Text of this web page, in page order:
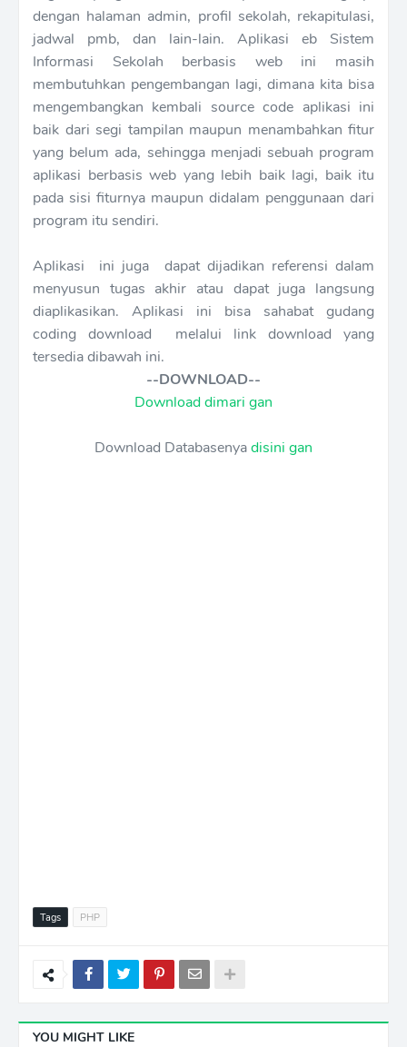
dengan halaman admin, profil sekolah, rekapitulasi,
jadwal pmb, dan lain-lain. Aplikasi eb Sistem
Informasi Sekolah berbasis web ini masih
membutuhkan pengembangan lagi, dimana kita bisa
mengembangkan kembali source code aplikasi ini
baik dari segi tampilan maupun menambahkan fitur
yang belum ada, sehingga menjadi sebuah program
aplikasi berbasis web yang lebih baik lagi, baik itu
pada sisi fiturnya maupun didalam penggunaan dari
program itu sendiri.
Aplikasi ini juga dapat dijadikan referensi dalam
menyusun tugas akhir atau dapat juga langsung
diaplikasikan. Aplikasi ini bisa sahabat gudang
coding download melalui link download yang
tersedia dibawah ini.
--DOWNLOAD--
Download dimari gan
Download Databasenyadisini gan
Tags PHP
YOU MIGHT LIKE